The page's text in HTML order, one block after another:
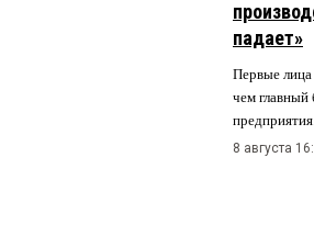
падает»
Первые лица
чем главный
предприятия.
8 августа